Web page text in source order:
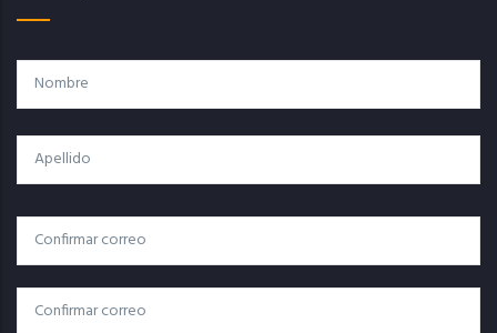
Nombre
Apellido
Correo
Electrónico
Correo Electrónico
Confirmar Correo